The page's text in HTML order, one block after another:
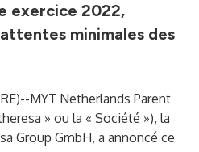
exercice 2022,
minimales des
)--MYT Netherlands Parent
» ou la « Société »), la
Group GmbH, a annoncé ce